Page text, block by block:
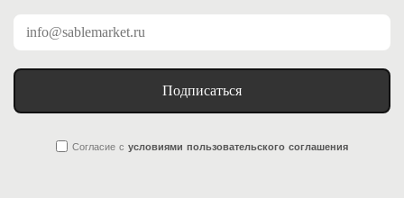
Подписаться
Согласие с условиями пользовательского соглашения